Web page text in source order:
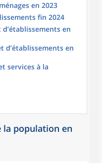
en 2023
fin 2024
en
d’établissements en
services à la
population en